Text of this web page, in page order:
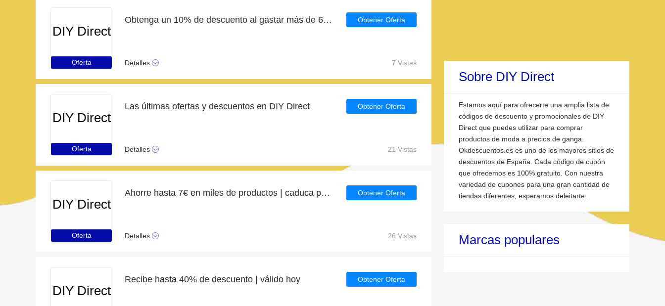
DIY Direct
Oferta
Obtenga un 10% de descuento al gastar más de 68€
Detalles
Obtener Oferta
7 Vistas
DIY Direct
Oferta
Las últimas ofertas y descuentos en DIY Direct
Detalles
Obtener Oferta
21 Vistas
DIY Direct
Oferta
Ahorre hasta 7€ en miles de productos | caduca pronto
Detalles
Obtener Oferta
26 Vistas
DIY Direct
Recibe hasta 40% de descuento | válido hoy Obtener Oferta
Sobre DIY Direct
Estamos aquí para ofrecerte una amplia lista de
códigos de descuento y promocionales de DIY
Direct que puedes utilizar para comprar
productos de moda a precios de ganga.
Okdescuentos.es es uno de los mayores sitios de
descuentos de España. Cada código de cupón
que ofrecemos es 100% gratuito. Con nuestra
variedad de cupones para una gran cantidad de
tiendas diferentes, esperamos deleitarte.
Marcas populares